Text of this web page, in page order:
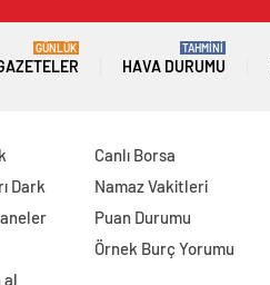
GÜNLÜK
HAVA DURUMU
TAHMİNİ
Dark
al
Canlı Borsa
Namaz Vakitleri
Puan Durumu
Örnek Burç Yorumu